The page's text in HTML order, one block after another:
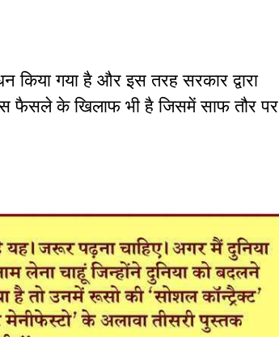
गया है और इस तरह सरकार द्वारा
फैसले के खिलाफ भी है जिसमें साफ तौर पर